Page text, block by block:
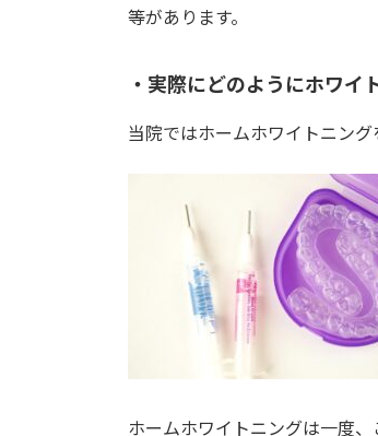
等があります。
・実際にどのようにホワイ
当院ではホームホワイトニング
ホームホワイトニングは一度